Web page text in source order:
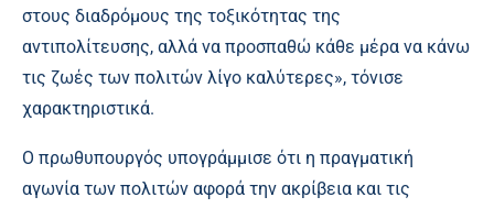
στους διαδρόμους της τοξικότητας της
αντιπολίτευσης, αλλά να προσπαθώ κάθε μέρα να κάνω
τις ζωές των πολιτών λίγο καλύτερες», τόνισε
χαρακτηριστικά.
Ο πρωθυπουργός υπογράμμισε ότι η πραγματική
αγωνία των πολιτών αφορά την ακρίβεια και τις